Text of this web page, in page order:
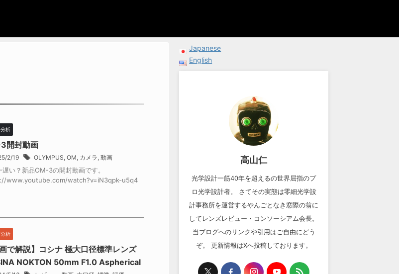
析
開封動画
2/19 OLYMPUS OM カメラ 動画
遅い？新品OM-3の開封動画です。
www.youtube.com/watch?v=iN3qpk-u5q4
析
画で解説】コシナ 極大口径標準レンズ
NOKTON 50mm F1.0 Aspherical
Japanese
English
高山仁
光学設計一筋40年を超えるの世界屈指のプ
ロ光学設計者。 さてその実態は零細光学設
計事務所を運営するやんごとなき窓際の翁に
してレンズレビュー・コンソーシアム会長。
当ブログへのリンクや引用はご自由にどう
ぞ。 更新情報はXへ投稿しております。